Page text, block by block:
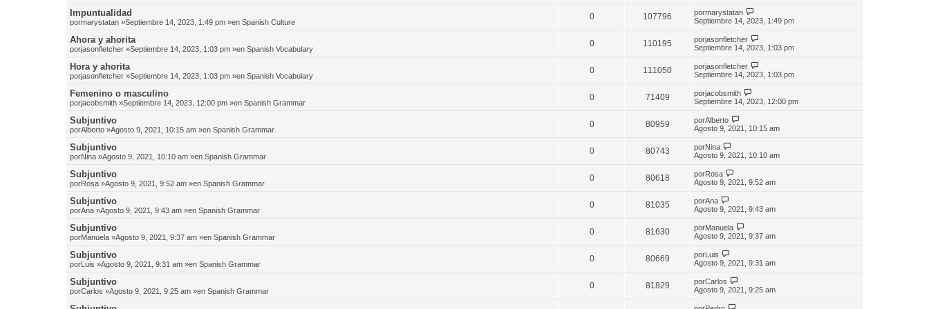
Impuntualidad
pormarystatan »Septiembre 14, 2023, 1:49 pm »en Spanish Culture
0 107796 pormarystatan
Septiembre 14, 2023, 1:49 pm
Ahora y ahorita
porjasonfletcher »Septiembre 14, 2023, 1:03 pm »en Spanish Vocabulary
0 110195 porjasonfletcher
Septiembre 14, 2023, 1:03 pm
Hora y ahorita
porjasonfletcher »Septiembre 14, 2023, 1:03 pm »en Spanish Vocabulary
0 111050 porjasonfletcher
Septiembre 14, 2023, 1:03 pm
Femenino o masculino
porjacobsmith »Septiembre 14, 2023, 12:00 pm »en Spanish Grammar
0 71409 porjacobsmith
Septiembre 14, 2023, 12:00 pm
Subjuntivo
porAlberto »Agosto 9, 2021, 10:15 am »en Spanish Grammar
0 80959 porAlberto
Agosto 9, 2021, 10:15 am
Subjuntivo
porNina »Agosto 9, 2021, 10:10 am »en Spanish Grammar
0 80743 porNina
Agosto 9, 2021, 10:10 am
Subjuntivo
porRosa »Agosto 9, 2021, 9:52 am »en Spanish Grammar
0 80618 porRosa
Agosto 9, 2021, 9:52 am
Subjuntivo
porAna »Agosto 9, 2021, 9:43 am »en Spanish Grammar
0 81035 porAna
Agosto 9, 2021, 9:43 am
Subjuntivo
porManuela »Agosto 9, 2021, 9:37 am »en Spanish Grammar
0 81630 porManuela
Agosto 9, 2021, 9:37 am
Subjuntivo
porLuis »Agosto 9, 2021, 9:31 am »en Spanish Grammar
0 80669 porLuis
Agosto 9, 2021, 9:31 am
Subjuntivo
porCarlos »Agosto 9, 2021, 9:25 am »en Spanish Grammar
0 81829 porCarlos
Agosto 9, 2021, 9:25 am